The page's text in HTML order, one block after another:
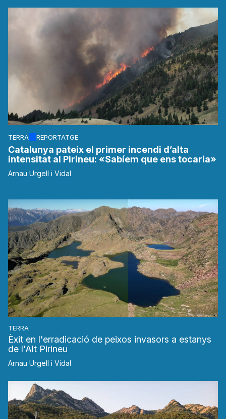
TERRA REPORTATGE
Catalunya pateix el primer incendi d’alta
intensitat al Pirineu: «Sabíem que ens tocaria»
Arnau Urgell i Vidal
TERRA
Èxit en l'erradicació de peixos invasors a estanys
de l'Alt Pirineu
Arnau Urgell i Vidal